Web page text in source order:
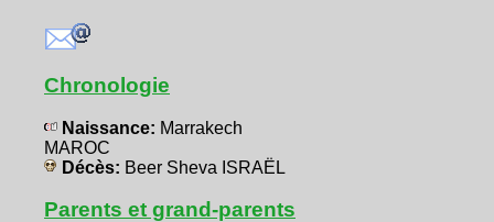
Chronologie
Naissance: Marrakech
MAROC
Décès: Beer Sheva ISRAËL
Parents et grand-parents